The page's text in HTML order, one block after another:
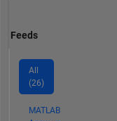
Feeds
All
(26)
MATLAB